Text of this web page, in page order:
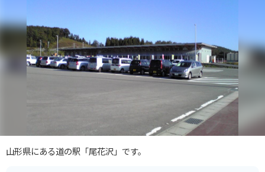
山形県にある道の駅「尾花沢」です。